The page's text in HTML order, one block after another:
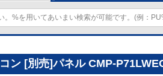
ン [別売]パネル CMP-